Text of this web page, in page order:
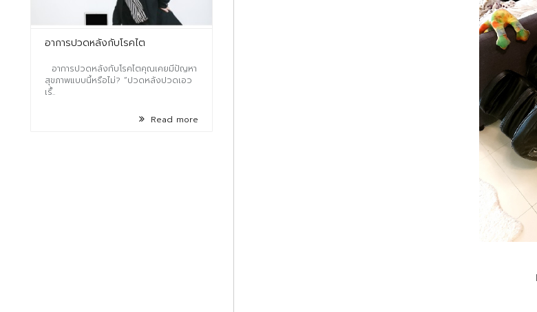
อาการปวดหลังกับโรคไต
อาการปวดหลังกับโรคไต​ คุณเคยมีปัญหา
สุขภาพแบบนี้หรือไม่? “ปวดหลังปวดเอว
เรื้..
Read more